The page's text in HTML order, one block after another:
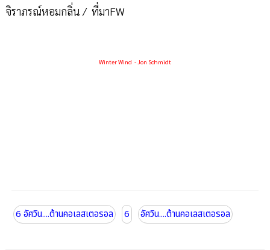
จิราภรณ์หอมกลิ่น / ที่มาFW
Winter Wind - Jon Schmidt
6 อัศวิน....ต้านคอเลสเตอรอล 6 อัศวิน....ต้านคอเลสเตอรอล